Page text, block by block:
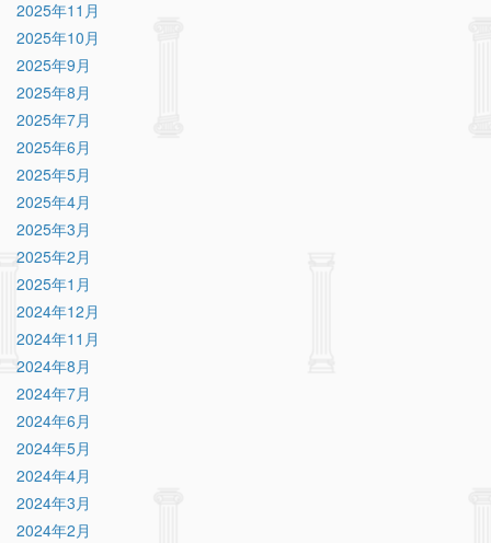
2025年11月
2025年10月
2025年9月
2025年8月
2025年7月
2025年6月
2025年5月
2025年4月
2025年3月
2025年2月
2025年1月
2024年12月
2024年11月
2024年8月
2024年7月
2024年6月
2024年5月
2024年4月
2024年3月
2024年2月